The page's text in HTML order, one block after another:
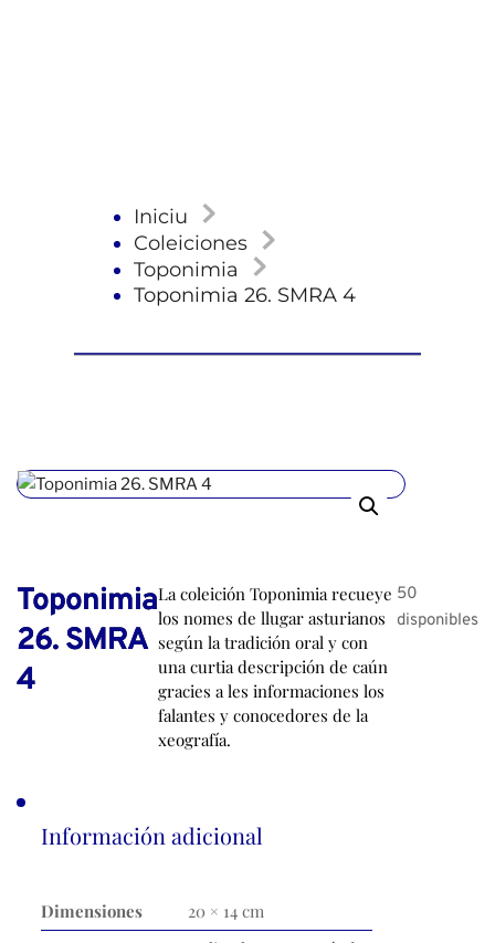
Iniciu
Coleiciones
Toponimia
Toponimia 26. SMRA 4
Toponimia
26. SMRA
4
La coleición Toponimia recueye
los nomes de llugar asturianos
según la tradición oral y con
una curtia descripción de caún
gracies a les informaciones los
falantes y conocedores de la
xeografía.
50
disponibles
Información adicional
Dimensiones 20 × 14 cm